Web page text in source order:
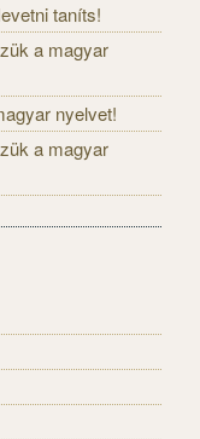
taníts!
a magyar
nyelvet!
a magyar